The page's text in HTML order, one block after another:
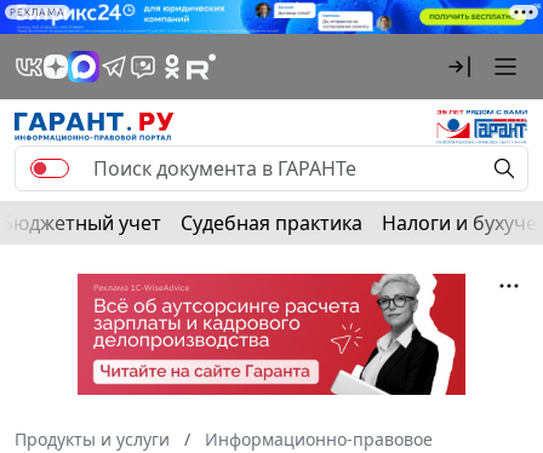
РЕКЛАМА
Бюджетный учет Судебная практика Налоги и
Продукты и услуги
Информационно-правовое